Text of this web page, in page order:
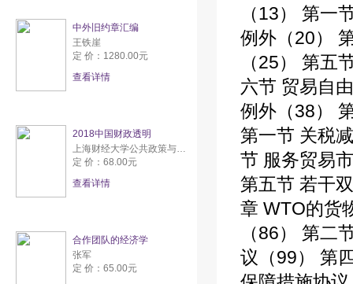
中外旧约章汇编
王铁崖
定 价：1280.00元
查看详情
2018中国财政透明
上海财经大学公共政策与研究中心
定 价：68.00元
查看详情
合作团队的经济学
张军
定 价：65.00元
（13） 第一
例外（20）
（25） 第五
六节 贸易自
例外（38）
第一节 关税
节 服务贸易
第五节 若干
章 WTO的货
（86） 第二
议（99） 第